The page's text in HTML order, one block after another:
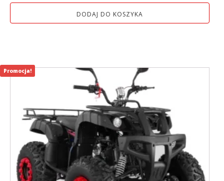
wynosiła:
wynosi:
4
DODAJ DO KOSZYKA
Promocja!